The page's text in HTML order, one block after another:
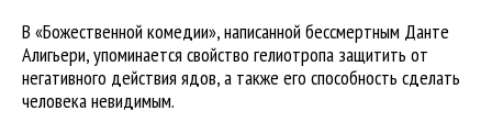
В «Божественной комедии», написанной бессмертным Данте
Алигьери, упоминается свойство гелиотропа защитить от
негативного действия ядов, а также его способность сделать
человека невидимым.